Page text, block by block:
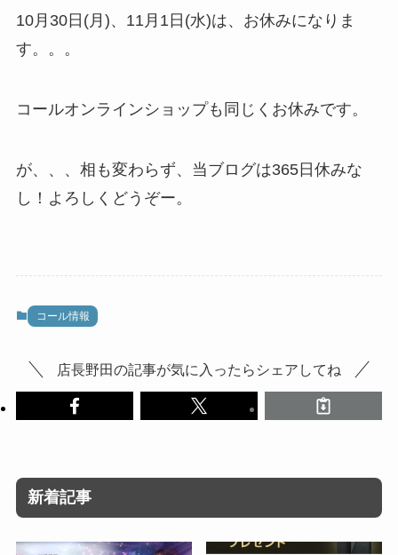
10月30日(月)、11月1日(水)は、お休みになりま
す。。。
コールオンラインショップも同じくお休みです。
が、、、相も変わらず、当ブログは365日休みな
し！よろしくどうぞー。
コール情報
店長野田の記事が気に入ったらシェアしてね
新着記事